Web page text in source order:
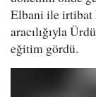
Elbani ile irtibat
aracılığıyla
eğitim gördü.